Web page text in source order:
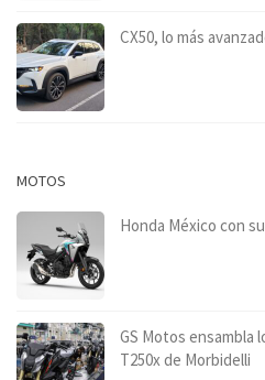
CX50, lo más
MOTOS
Honda México con
GS Motos ensambla
T250x de Morbidelli